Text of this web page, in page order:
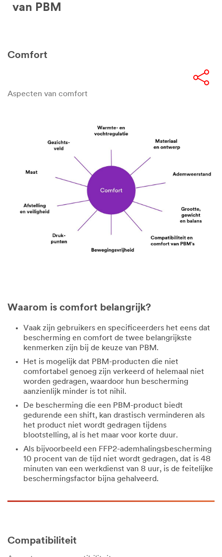
van PBM
Comfort
Aspecten van comfort
Waarom is comfort belangrijk?
Vaak zijn gebruikers en specificeerders het eens dat
bescherming en comfort de twee belangrijkste
kenmerken zijn bij de keuze van PBM.
Het is mogelijk dat PBM-producten die niet
comfortabel genoeg zijn verkeerd of helemaal niet
worden gedragen, waardoor hun bescherming
aanzienlijk minder is tot nihil.
De bescherming die een PBM-product biedt
gedurende een shift, kan drastisch verminderen als
het product niet wordt gedragen tijdens
blootstelling, al is het maar voor korte duur.
Als bijvoorbeeld een FFP2-ademhalingsbescherming
10 procent van de tijd niet wordt gedragen, dat is 48
minuten van een werkdienst van 8 uur, is de feitelijke
beschermingsfactor bijna gehalveerd.
Compatibiliteit